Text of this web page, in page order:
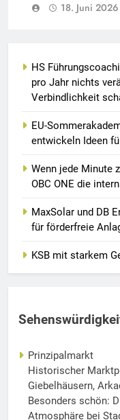
18. Juni 2026
HS
pro Jahr nichts
Verbindlichkeit
EU-
entwickeln Ideen
Wenn jede Minute
OBC ONE die
MaxSolar und DB
für förderfreie
KSB mit starkem
Prinzipalmarkt
Historischer
Giebelhäusern,
Besonders schön:
Atmosphäre bei